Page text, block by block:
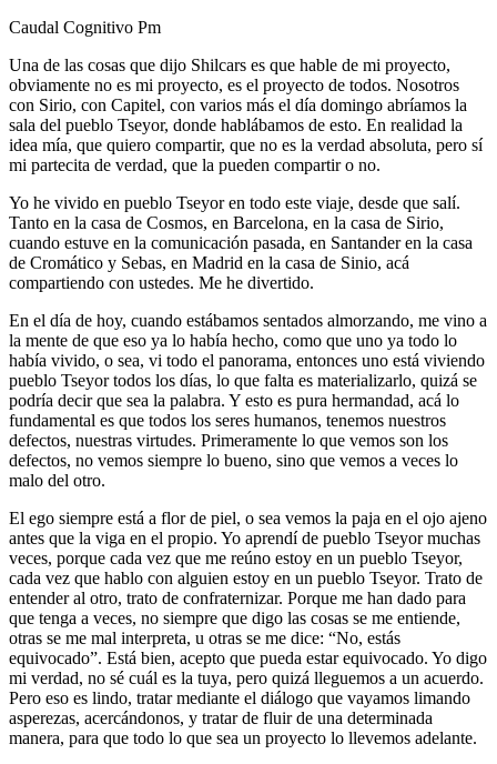
Caudal Cognitivo Pm
Una de las cosas que dijo Shilcars es que hable de mi proyecto,
obviamente no es mi proyecto, es el proyecto de todos. Nosotros
con Sirio, con Capitel, con varios más el día domingo abríamos la
sala del pueblo Tseyor, donde hablábamos de esto. En realidad la
idea mía, que quiero compartir, que no es la verdad absoluta, pero sí
mi partecita de verdad, que la pueden compartir o no.
Yo he vivido en pueblo Tseyor en todo este viaje, desde que salí.
Tanto en la casa de Cosmos, en Barcelona, en la casa de Sirio,
cuando estuve en la comunicación pasada, en Santander en la casa
de Cromático y Sebas, en Madrid en la casa de Sinio, acá
compartiendo con ustedes. Me he divertido.
En el día de hoy, cuando estábamos sentados almorzando, me vino a
la mente de que eso ya lo había hecho, como que uno ya todo lo
había vivido, o sea, vi todo el panorama, entonces uno está viviendo
pueblo Tseyor todos los días, lo que falta es materializarlo, quizá se
podría decir que sea la palabra. Y esto es pura hermandad, acá lo
fundamental es que todos los seres humanos, tenemos nuestros
defectos, nuestras virtudes. Primeramente lo que vemos son los
defectos, no vemos siempre lo bueno, sino que vemos a veces lo
malo del otro.
El ego siempre está a flor de piel, o sea vemos la paja en el ojo ajeno
antes que la viga en el propio. Yo aprendí de pueblo Tseyor muchas
veces, porque cada vez que me reúno estoy en un pueblo Tseyor,
cada vez que hablo con alguien estoy en un pueblo Tseyor. Trato de
entender al otro, trato de confraternizar. Porque me han dado para
que tenga a veces, no siempre que digo las cosas se me entiende,
otras se me mal interpreta, u otras se me dice: “No, estás
equivocado”. Está bien, acepto que pueda estar equivocado. Yo digo
mi verdad, no sé cuál es la tuya, pero quizá lleguemos a un acuerdo.
Pero eso es lindo, tratar mediante el diálogo que vayamos limando
asperezas, acercándonos, y tratar de fluir de una determinada
manera, para que todo lo que sea un proyecto lo llevemos adelante.